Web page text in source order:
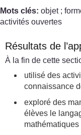
Mots clés: objet ;
activités ouvertes
Résultats de
À la fin de cette
utilisé des
connaissance
exploré des
élèves le
mathématiques